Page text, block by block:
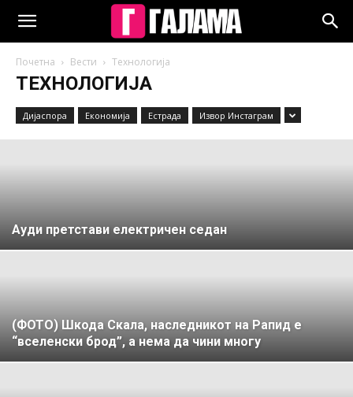
Почетна Вести Технологија
ТЕХНОЛОГИЈА
Дијаспора Економија Естрада Извор Инстаграм
Ауди претстави електричен седан
(ФОТО) Шкода Скала, наследникот на Рапид е
“вселенски брод”, а нема да чини многу